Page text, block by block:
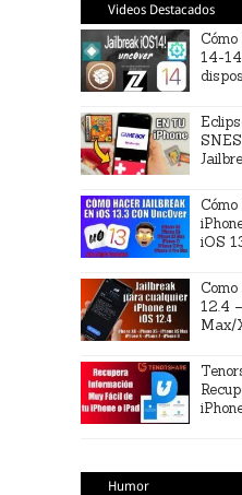
Videos Destacados
14-
iOS
12.4
Max/
Humor